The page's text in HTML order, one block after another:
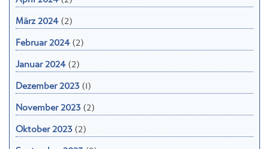
März 2024(2)
Februar 2024(2)
Januar 2024(2)
Dezember 2023(1)
November 2023(2)
Oktober 2023(2)